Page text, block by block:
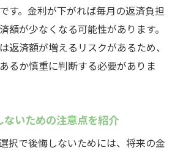
す。金利が下がれば毎月の返済負担
額が少なくなる可能性があります。
返済額が増えるリスクがあるため、
るか慎重に判断する必要がありま
いための注意点を紹介
択で後悔しないためには、将来の金